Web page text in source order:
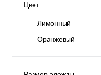
Цвет
Лимонный
Оранжевый